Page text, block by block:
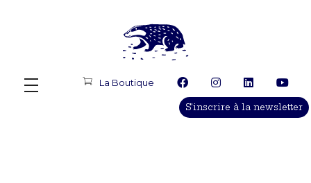
La Boutique
S'inscrire à la newsletter